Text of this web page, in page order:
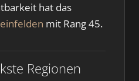
hat das
mit Rang 45.
Regionen